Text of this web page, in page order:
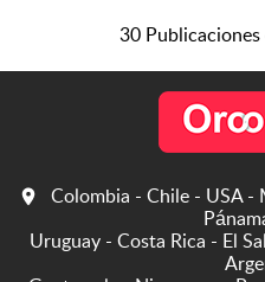
30 Publicaciones
Colombia - Chile - USA -
Uruguay - Costa Rica - El